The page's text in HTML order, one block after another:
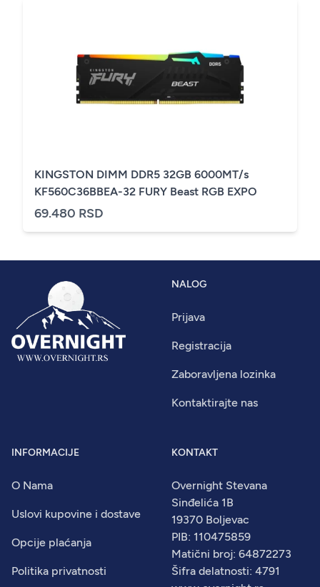
KINGSTON DIMM DDR5 32GB 6000MT/s
KF560C36BBEA-32 FURY Beast RGB EXPO
69.480 RSD
NALOG
Prijava
Registracija
Zaboravljena lozinka
Kontaktirajte nas
INFORMACIJE
O Nama
Uslovi kupovine i dostave
Opcije plaćanja
Politika privatnosti
KONTAKT
Overnight Stevana
Sinđelića 1B
19370 Boljevac
PIB: 110475859
Matični broj: 64872273
Šifra delatnosti: 4791